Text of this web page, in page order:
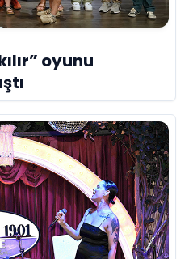
oyunu